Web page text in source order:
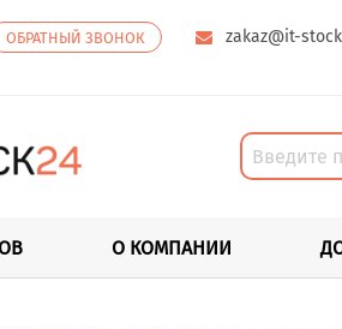
ОБРАТНЫЙ ЗВОНОК
zakaz@it-
О КОМПАНИИ